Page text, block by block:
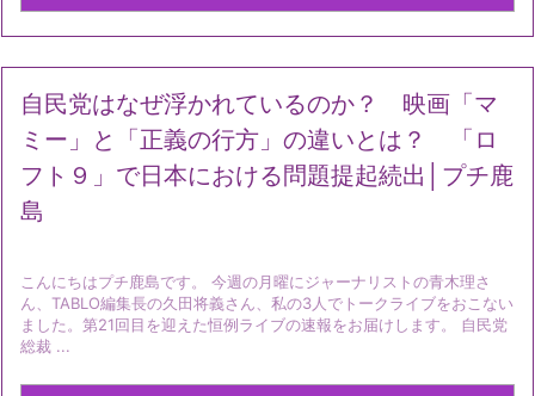
自民党はなぜ浮かれているのか？ 映画「マ
ミー」と「正義の行方」の違いとは？ 「ロ
フト９」で日本における問題提起続出│プチ鹿
島
こんにちはプチ鹿島です。 今週の月曜にジャーナリストの青木理さ
ん、TABLO編集長の久田将義さん、私の3人でトークライブをおこない
ました。第21回目を迎えた恒例ライブの速報をお届けします。 自民党
総裁 ...